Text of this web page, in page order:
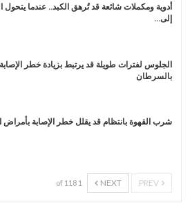
أدوية ومكملات شائعة قد تُرهق الكبد.. عندما يتحول
إلى…
الجلوس لفترات طويلة قد يرتبط بزيادة خطر الإصابة
بالسرطان
شرب القهوة بانتظام قد يقلل خطر الإصابة بأمراض
NEXT
1 of 118